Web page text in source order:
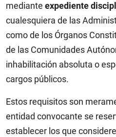
mediante expediente
cualesquiera de las
como de los Órganos
de las Comunidades
inhabilitación absoluta o
cargos públicos.
Estos requisitos son
entidad convocante se
establecer los que